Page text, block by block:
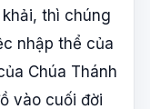
thì chúng
nhập thể của
Chúa Thánh
vào cuối đời